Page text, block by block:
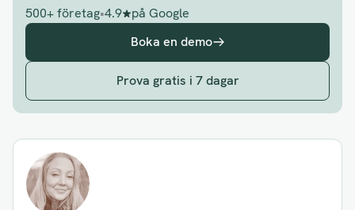
500+ företag•4.9
på Google
Boka en demo
Prova gratis i 7 dagar